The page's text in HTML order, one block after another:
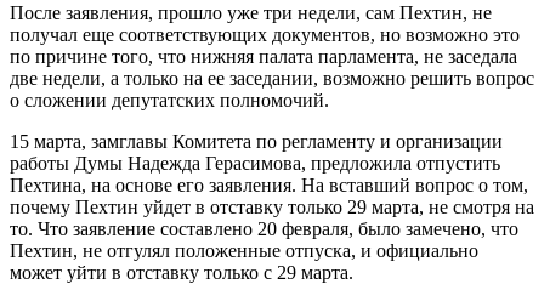
После заявления, прошло уже три недели, сам Пехтин, не
получал еще соответствующих документов, но возможно это
по причине того, что нижняя палата парламента, не заседала
две недели, а только на ее заседании, возможно решить вопрос
о сложении депутатских полномочий.
15 марта, замглавы Комитета по регламенту и организации
работы Думы Надежда Герасимова, предложила отпустить
Пехтина, на основе его заявления. На вставший вопрос о том,
почему Пехтин уйдет в отставку только 29 марта, не смотря на
то. Что заявление составлено 20 февраля, было замечено, что
Пехтин, не отгулял положенные отпуска, и официально
может уйти в отставку только с 29 марта.